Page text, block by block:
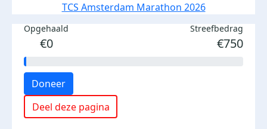
TCS Amsterdam Marathon 2026
Opgehaald
€0
Streefbedrag
€750
Doneer
Deel deze pagina